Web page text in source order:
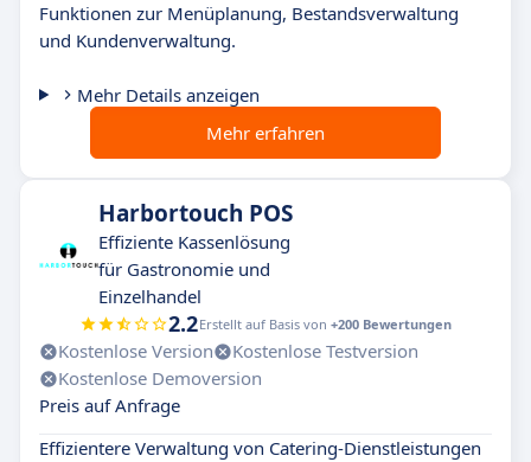
Funktionen zur Menüplanung, Bestandsverwaltung
und Kundenverwaltung.
Mehr Details anzeigen
Mehr erfahren
Harbortouch POS
Effiziente Kassenlösung
für Gastronomie und
Einzelhandel
2.2Erstellt auf Basis von +200 Bewertungen
Kostenlose Version
Kostenlose Testversion
Kostenlose Demoversion
Preis auf Anfrage
Effizientere Verwaltung von Catering-Dienstleistungen